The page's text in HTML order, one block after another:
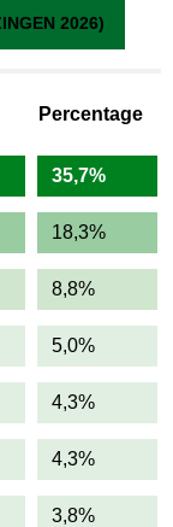
2026)
Percentage
35,7%
18,3%
8,8%
5,0%
4,3%
4,3%
3,8%